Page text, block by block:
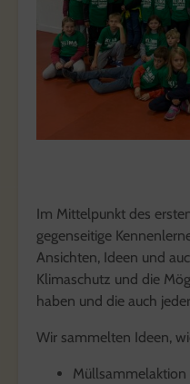
Im Mittelpunkt des
gegenseitige
Ansichten, Ideen und
Klimaschutz und die
haben und die auch
Wir sammelten Ideen,